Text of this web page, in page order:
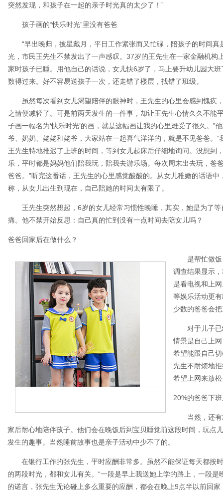
突然发现，和孩子在一起的亲子时光真的太少了！”
孩子画的“快乐时光”里没有爸爸
“早出晚归，披星戴月，平日工作紧张而又忙碌，陪孩子的时间
光，市民王先生不禁发出了一声感叹。37岁的王先生在一家金融机构
家时孩子已睡。用他自己的话说，女儿快6岁了，马上要升幼儿园大
数得过来。好不容易送孩子一次，还走错了楼层，找错了班级。
虽然每次看到女儿渴望陪伴的眼神时，王先生的心里会感到愧疚
之情便减轻了。可是前两天发生的一件事，却让王先生心情久久不能
子画一幅名为‘快乐时光’的画，就是这幅画让我的心里难受了很久。”
爷、奶奶、姥姥和姥爷，大家站在一起喜气洋洋的，就是不见爸爸。
王先生特地推迟了上班的时间，等到女儿起床后仔细地询问。没想到
乐，平时都是妈妈他们陪我玩，陪我去游乐场。每次周末出去玩，爸
爸爸。”听完这番话，王先生的心里感觉酸酸的。从女儿稚嫩的话语
称，从女儿出生到现在，自己陪她的时间太有限了。
王先生突然想起，6岁的女儿经常习惯性晚睡，其实，她是为了等
痛。他不禁开始反思：自己真的忙到没有一点时间去陪女儿吗？
爸爸回家后在做什么？
是帮忙做饭
调查结果显示
是看电视和上
等娱乐活动更
少数的爸爸会
对于儿子已
情景是自己上
希望能跟自己
先生不耐烦地
希望上网来放
20%的爸爸下
当然，还有
家后耐心地陪伴孩子。他们会在晚饭后到宝贝睡觉前这段时间，玩点
发生的趣事。当然睡前故事也是亲子活动中少不了的。
在银行工作的张先生，平时应酬非常多。虽然不能保证每天都按
的两段时光，都和女儿有关。“一段是早上我送她上学的路上，一段
的诺言，张先生无论碰上多么重要的应酬，都会在晚上9点半以前回